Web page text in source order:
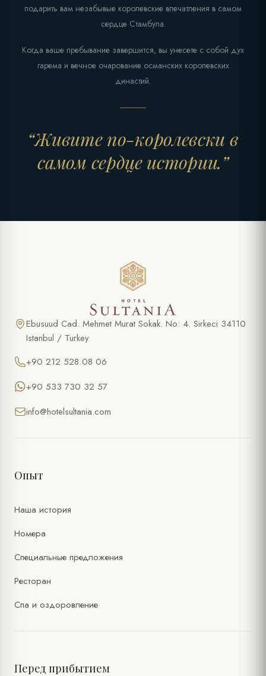
подарить вам незабывые королевские впечатления в самом
сердце Стамбула.
Когда ваше пребывание завершится, вы унесете с собой дух
гарема и вечное очарование османских королевских
династий.
“Живите по-королевски в
самом сердце истории.”
Ebusuud Cad. Mehmet Murat Sokak. No: 4. Sirkeci 34110
Istanbul / Turkey
+90 212 528 08 06
+90 533 730 32 57
info@hotelsultania.com
Опыт
Наша история
Номера
Специальные предложения
Ресторан
Спа и оздоровление
Перед прибытием